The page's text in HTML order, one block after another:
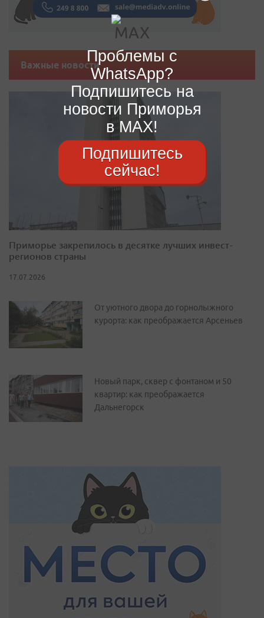
Важные новости
Приморье закрепилось в десятке лучших инвест-
регионов страны
17.07.2026
От уютного двора до горнолыжного
курорта: как преображается Арсеньев
Новый парк, сквер с фонтаном и 50
квартир: как преображается
Дальнегорск
Проблемы с
WhatsApp?
Подпишитесь на
новости Приморья
в MAX!
Подпишитесь
сейчас!